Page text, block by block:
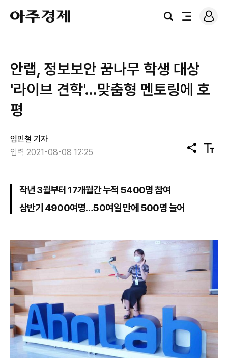
아
주
경
검
전
로
그
안랩, 정보보안 꿈나무 학생 대상
'라이브 견학'…맞춤형 멘토링에 호
평
임민철 기자
입력 2021-08-08 12:25
공
유
텍
스
작년 3월부터 17개월간 누적 5400명 참여
상반기 4900여명…50여일 만에 500명 늘어